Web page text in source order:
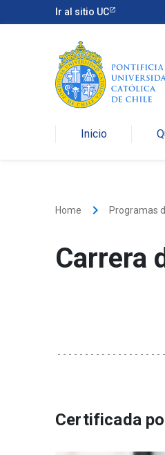
Ir al sitio UC
Inicio
Home keyboard_arrow_right Programas
Carrera
Certificada